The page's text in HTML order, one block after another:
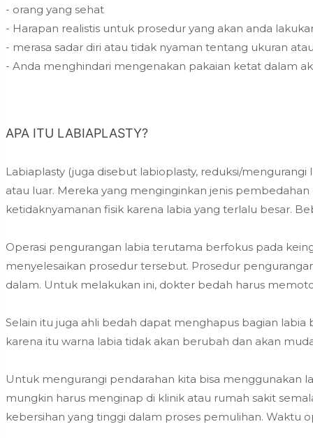
- orang yang sehat
- Harapan realistis untuk prosedur yang akan anda
- merasa sadar diri atau tidak nyaman tentang ukuran
- Anda menghindari mengenakan pakaian ketat dalam
APA ITU LABIAPLASTY?
Labiaplasty (juga disebut labioplasty, reduksi/
atau luar. Mereka yang menginginkan jenis
ketidaknyamanan fisik karena labia yang terlalu besar.
Operasi pengurangan labia terutama berfokus pada
menyelesaikan prosedur tersebut. Prosedur
dalam. Untuk melakukan ini, dokter bedah harus
Selain itu juga ahli bedah dapat menghapus bagian
karena itu warna labia tidak akan berubah dan akan
Untuk mengurangi pendarahan kita bisa menggunakan
mungkin harus menginap di klinik atau rumah sakit
kebersihan yang tinggi dalam proses pemulihan. Waktu